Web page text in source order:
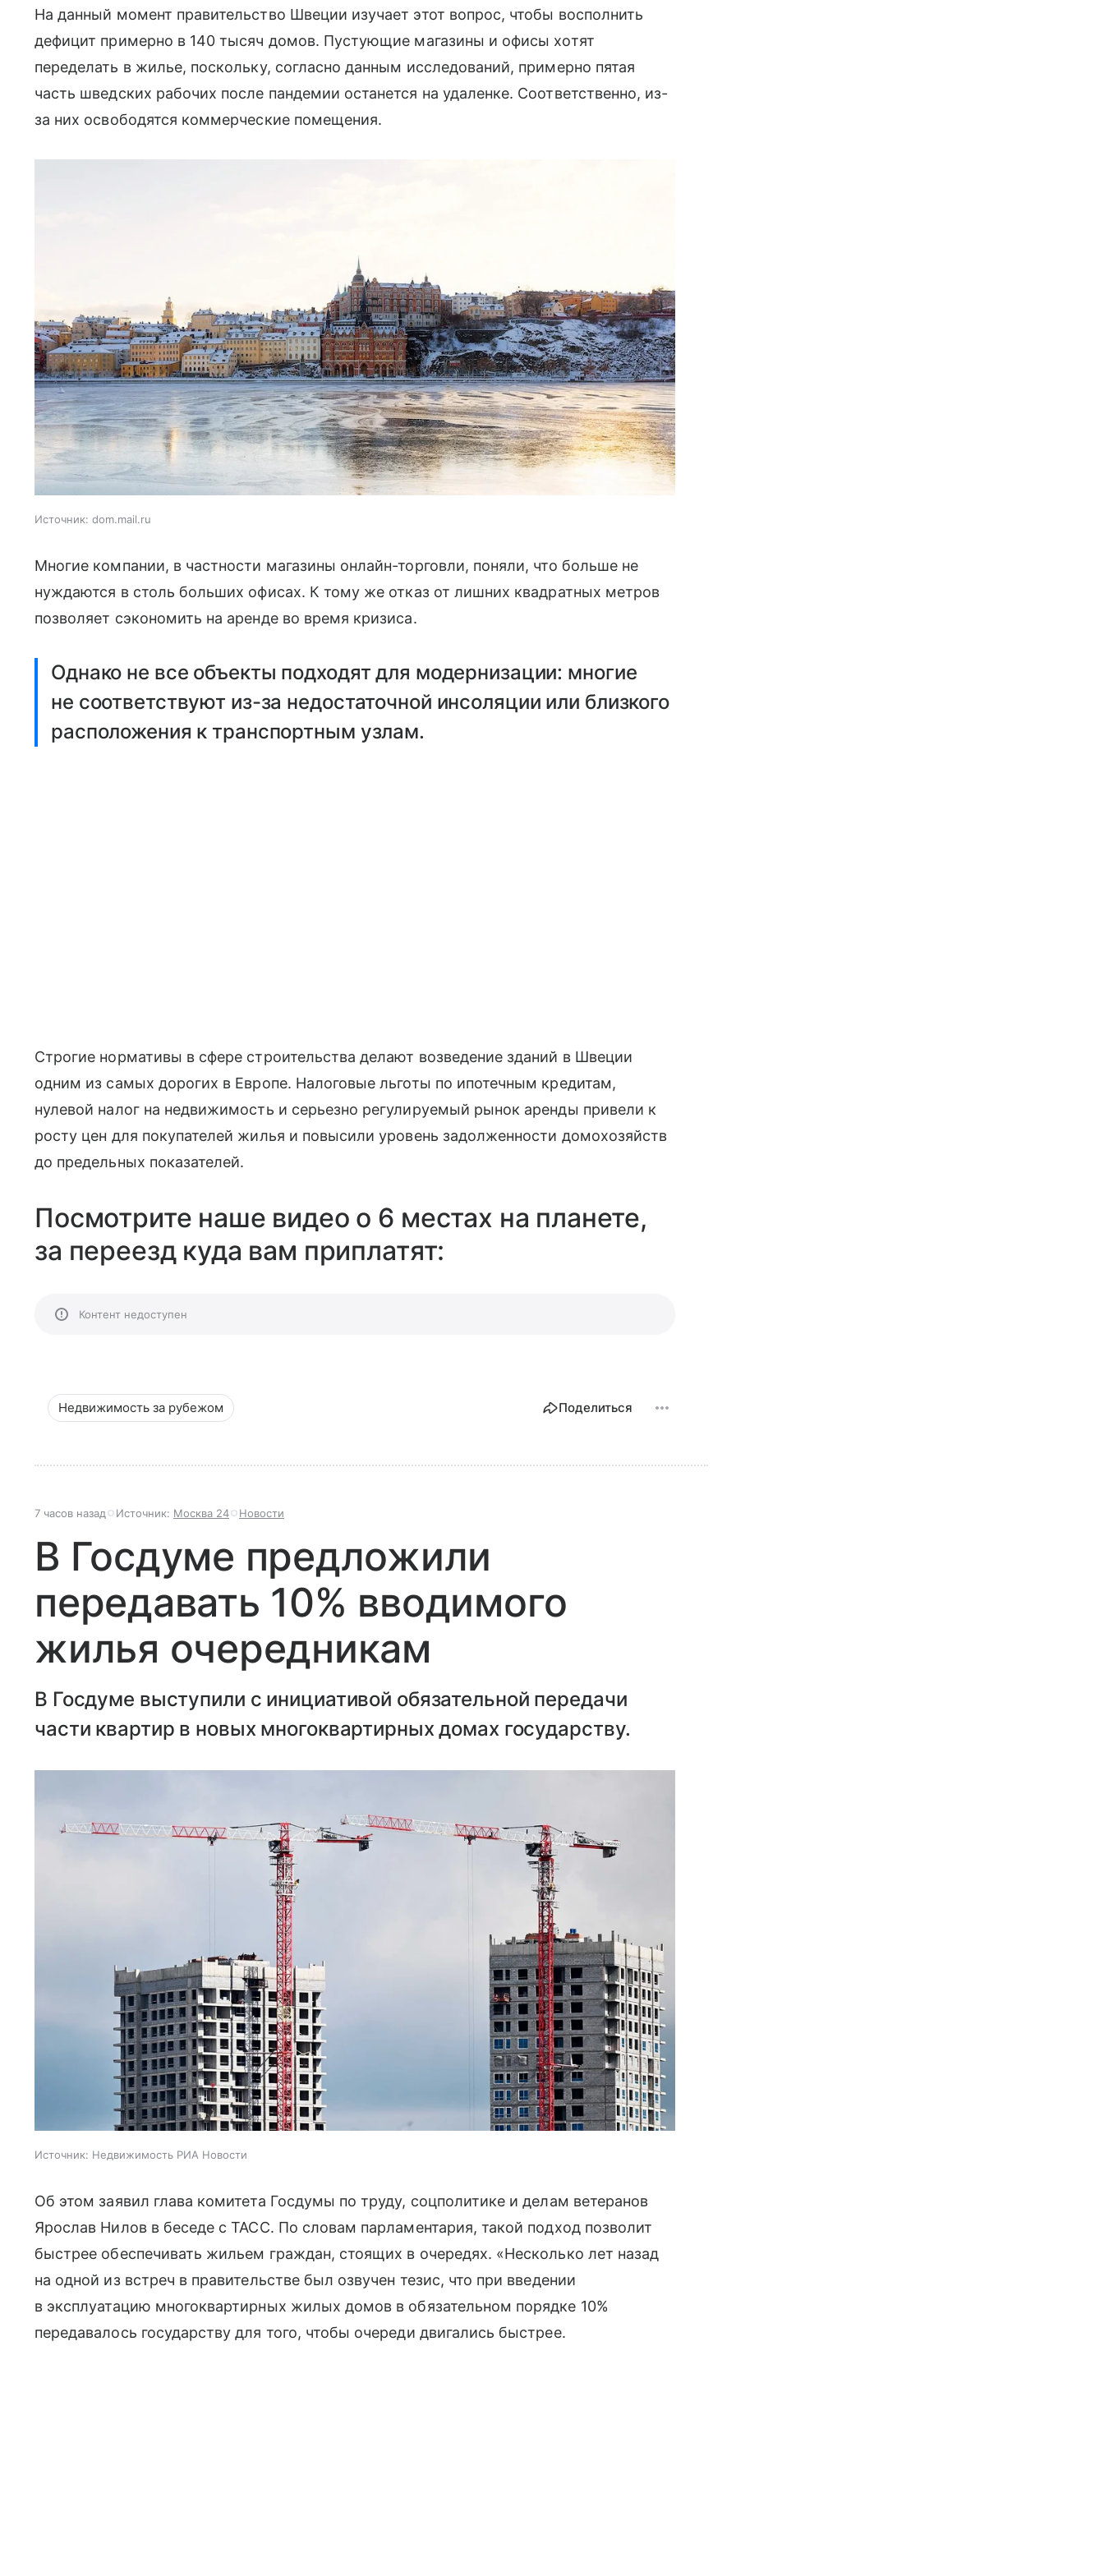
На данный момент правительство Швеции изучает этот вопрос, чтобы восполнить
дефицит примерно в 140 тысяч домов. Пустующие магазины и офисы хотят
переделать в жилье, поскольку, согласно данным исследований, примерно пятая
часть шведских рабочих после пандемии останется на удаленке. Соответственно, из-
за них освободятся коммерческие помещения.
Источник: dom.mail.ru
Многие компании, в частности магазины онлайн-торговли, поняли, что больше не
нуждаются в столь больших офисах. К тому же отказ от лишних квадратных метров
позволяет сэкономить на аренде во время кризиса.
Однако не все объекты подходят для модернизации: многие
не соответствуют из-за недостаточной инсоляции или близкого
расположения к транспортным узлам.
Строгие нормативы в сфере строительства делают возведение зданий в Швеции
одним из самых дорогих в Европе. Налоговые льготы по ипотечным кредитам,
нулевой налог на недвижимость и серьезно регулируемый рынок аренды привели к
росту цен для покупателей жилья и повысили уровень задолженности домохозяйств
до предельных показателей.
Посмотрите наше видео о 6 местах на планете,
за переезд куда вам приплатят:
Контент недоступен
Недвижимость за рубежом Поделиться
7 часов назад Источник: Москва 24 Новости
В Госдуме предложили
передавать 10% вводимого
жилья очередникам
В Госдуме выступили с инициативой обязательной передачи
части квартир в новых многоквартирных домах государству.
Источник: Недвижимость РИА Новости
Об этом заявил глава комитета Госдумы по труду, соцполитике и делам ветеранов
Ярослав Нилов в беседе с ТАСС. По словам парламентария, такой подход позволит
быстрее обеспечивать жильем граждан, стоящих в очередях. «Несколько лет назад
на одной из встреч в правительстве был озвучен тезис, что при введении
в эксплуатацию многоквартирных жилых домов в обязательном порядке 10%
передавалось государству для того, чтобы очереди двигались быстрее.